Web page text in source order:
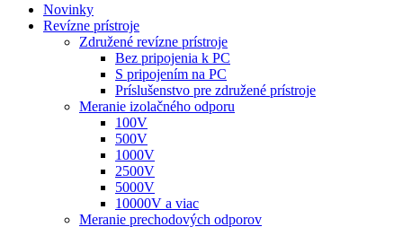
Novinky
Revízne prístroje
Združené revízne prístroje
Bez pripojenia k PC
S pripojením na PC
Príslušenstvo pre združené prístroje
Meranie izolačného odporu
100V
500V
1000V
2500V
5000V
10000V a viac
Meranie prechodových odporov